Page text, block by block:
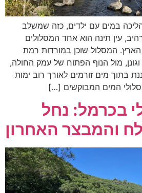
במים עם ילדים, כזה שמשלב
עין תינה הוא אחד המסלולים
הארץ. המסלול שוכן במורדות רמת
וגונן, מול הנוף הפתוח של עמק החולה,
בתוך מים זורמים לאורך רוב ימות
המים המבוקשים […]
בכרמל: נחל
והמבצר האחרון